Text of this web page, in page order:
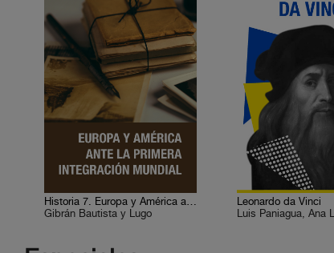
Historia 7. Europa y América ante la primera integración mundial
Gibrán Bautista y Lugo
Leonardo da Vinci